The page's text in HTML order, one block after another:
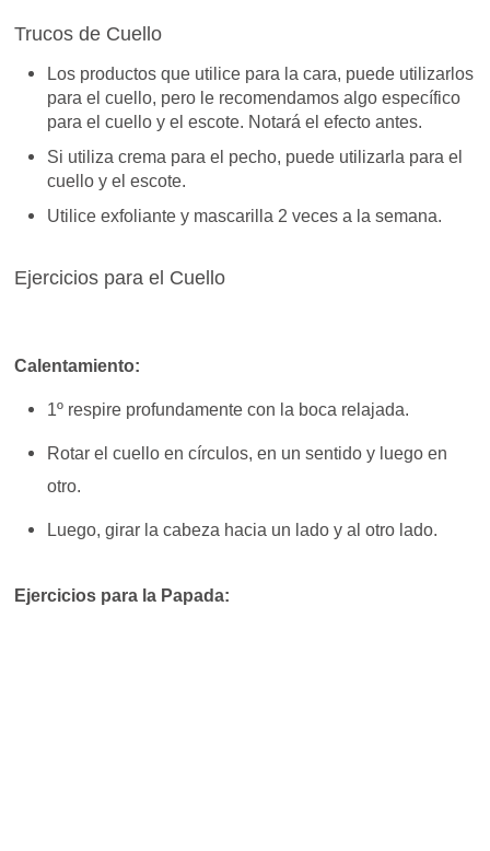
Trucos de Cuello
Los productos que utilice para la cara, puede utilizarlos
para el cuello, pero le recomendamos algo específico
para el cuello y el escote. Notará el efecto antes.
Si utiliza crema para el pecho, puede utilizarla para el
cuello y el escote.
Utilice exfoliante y mascarilla 2 veces a la semana.
Ejercicios para el Cuello
Calentamiento:
1º respire profundamente con la boca relajada.
Rotar el cuello en círculos, en un sentido y luego en
otro.
Luego, girar la cabeza hacia un lado y al otro lado.
Ejercicios para la Papada: